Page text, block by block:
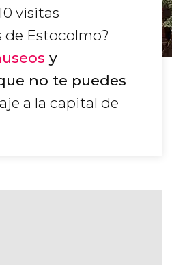
visitas
Estocolmo?
y
no te puedes
a la capital de